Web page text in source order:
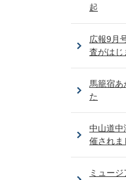
起
広報9月
査がはじ
馬籠宿あ
た
中山道中
催されま
ミュー